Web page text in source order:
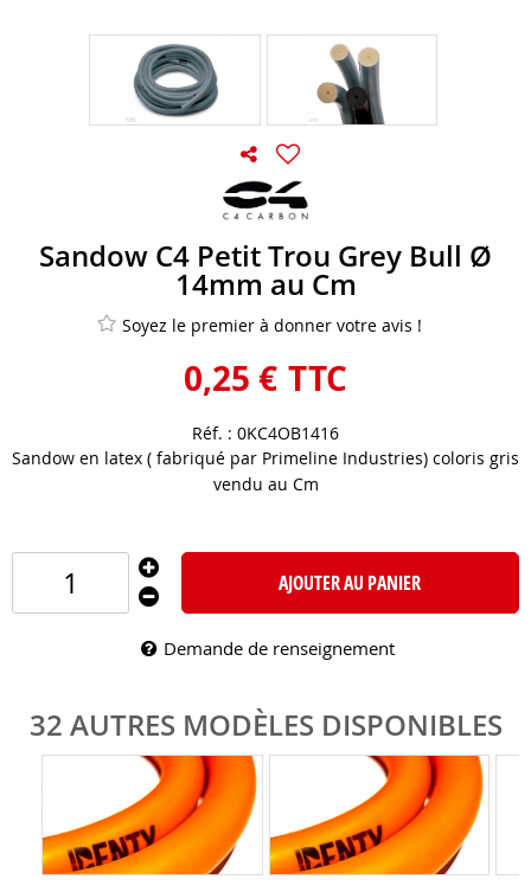
Sandow C4 Petit Trou Grey Bull Ø
14mm au Cm
Soyez le premier à donner votre avis !
0,25 € TTC
Réf. : 0KC4OB1416
Sandow en latex ( fabriqué par Primeline Industries) coloris gris
vendu au Cm
AJOUTER AU PANIER
Demande de renseignement
32 AUTRES MODÈLES DISPONIBLES